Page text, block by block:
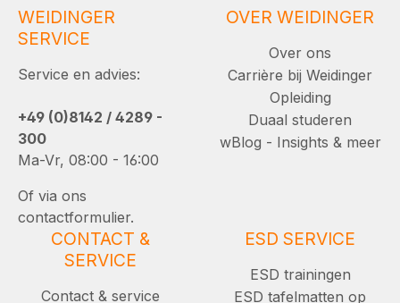
WEIDINGER
SERVICE
Service en advies:
+49 (0)8142 / 4289 -
300
Ma-Vr, 08:00 - 16:00
Of via ons
contactformulier.
OVER WEIDINGER
Over ons
Carrière bij Weidinger
Opleiding
Duaal studeren
wBlog - Insights & meer
CONTACT &
SERVICE
Contact & service
ESD SERVICE
ESD trainingen
ESD tafelmatten op